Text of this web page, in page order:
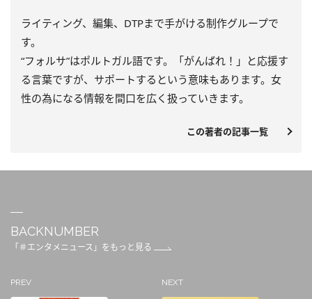
ライティング、編集、DTPまで手がける制作グループで
す。
“フォルサ”はポルトガル語です。「がんばれ！」と応援す
る言葉ですが、サポートするという意味もあります。女
性の為になる情報を間口を広く扱っていきます。
この著者の記事一覧
BACKNUMBER
「＃エンタメニュース」をもっと見る
PREV NEXT